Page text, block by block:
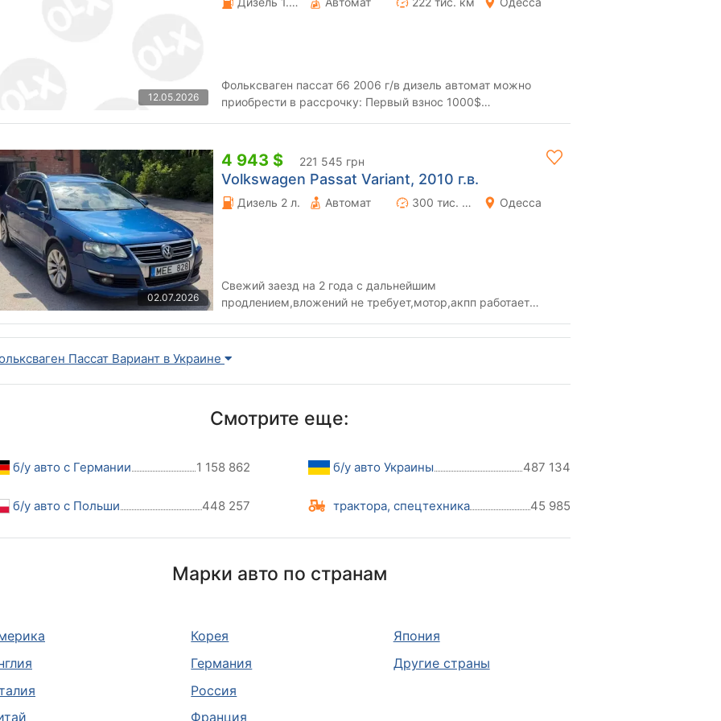
12.05.2026
Фольксваген пассат б6 2006 г/в дизель автомат можно
приобрести в рассрочку: Первый взнос 1000$
02.07.2026
4 943 $ 221 545 грн
Volkswagen Passat Variant, 2010 г.в.
Дизель 2 л. Автомат 300 тис. км Одесса
Свежий заезд на 2 года с дальнейшим
продлением,вложений не требует,мотор,акпп работает
Пассат Вариант в Украине
Смотрите еще:
б/у авто с Германии 1 158 862
б/у авто с Польши 448 257
б/у авто Украины 487 134
трактора, спецтехника 45 985
Марки авто по странам
Корея
Германия
Россия
Франция
Япония
Другие страны